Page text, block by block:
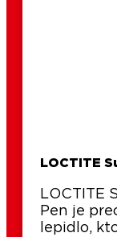
LOCTITE
LOCTITE
Pen je
lepidlo,